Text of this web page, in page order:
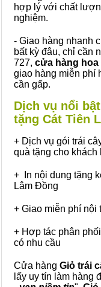
hợp lý với chất
nghiệm.
- Giao hàng nhanh
bất kỳ đâu, chỉ cần
727, cửa hàng hoa
giao hàng miễn phí
cần gấp.
Dịch vụ nổi
tặng Cát Tiên
+ Dịch vụ gói trái
quà tặng cho khách
+ In nội dung tặng
Lâm Đồng
+ Giao miễn phí nội
+ Hợp tác phân
có nhu cầu
Cửa hàng Giỏ trái
lấy uy tín làm hàng